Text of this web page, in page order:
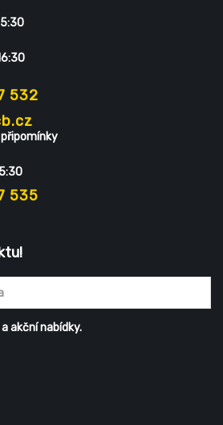
532
535
akční nabídky.